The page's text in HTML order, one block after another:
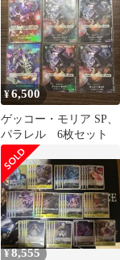
¥6,500
ゲッコー・モリア SP、
パラレル 6枚セット
¥8,555